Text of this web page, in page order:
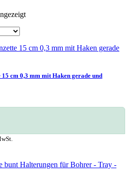
cm 0,3 mm mit Haken gerade und